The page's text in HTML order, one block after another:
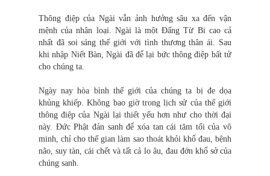
Thông điệp của Ngài vẫn ảnh hưởng sâu xa đến vận
mệnh của nhân loại. Ngài là một Đấng Từ Bi cao cả
nhất đã soi sáng thế giới với tình thương thân ái. Sau
khi nhập Niết Bàn, Ngài đã để lại bức thông điệp bất tử
cho chúng ta.
Ngày nay hòa bình thế giới của chúng ta bị đe dọa
khủng khiếp. Không bao giờ trong lịch sử của thế giới
thông điệp của Ngài lại thiết yếu hơn như cho thời đại
này. Đức Phật đản sanh để xóa tan cái tăm tối của vô
minh, chỉ cho thế gian làm sao thoát khỏi khổ đau, bệnh
não, suy tàn, cái chết và tất cả lo âu, đau đớn khổ sở của
chúng sanh.